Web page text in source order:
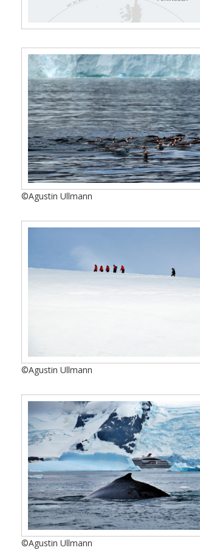
©Agustin Ullmann
©Agustin Ullmann
©Agustin Ullmann